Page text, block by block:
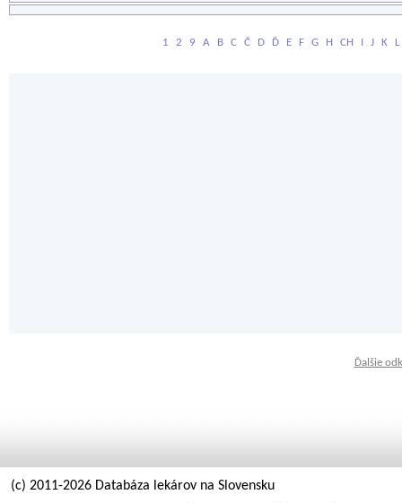
1 2 9 A B C Č D Ď E F G H CH I J K L
Ďalšie
(c) 2011-2026 Databáza lekárov na Slovensku